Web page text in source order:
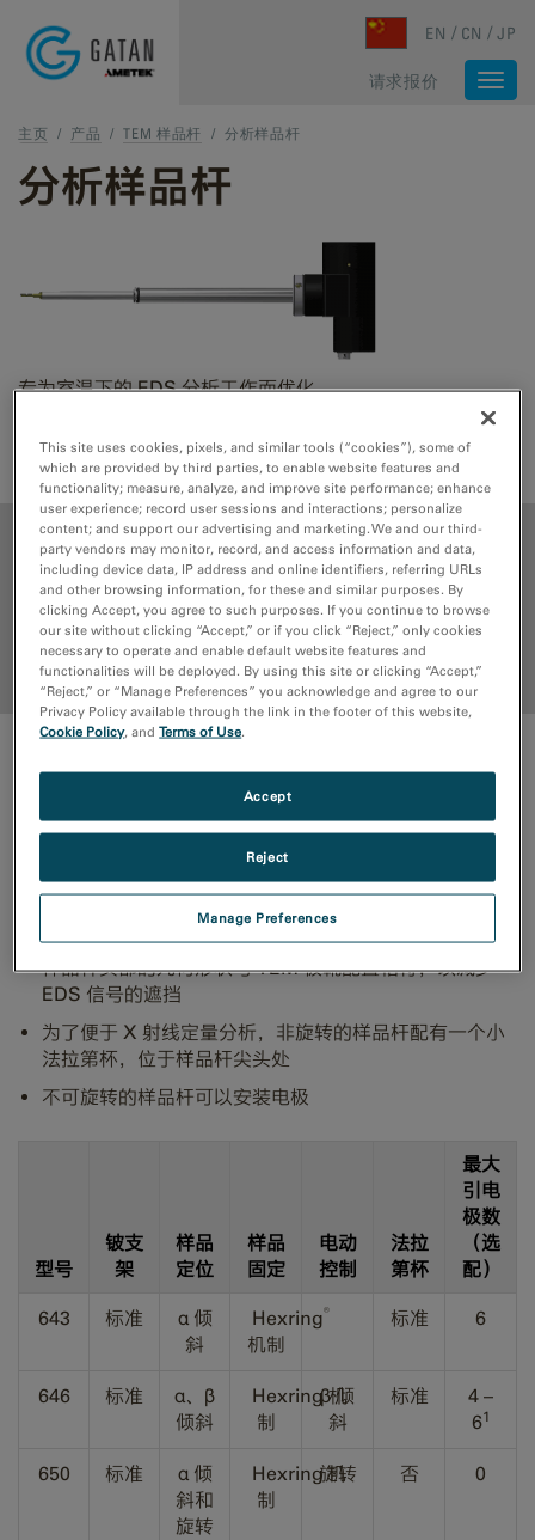
EN CN JP
请求报价
主页 / 产品 /TEM 样品杆 / 分析样品杆
分析样品杆
专为室温下的 EDS 分析工作而优化
请求报价 售后服务
优点
资源
回到顶部
优点
TEM 分析样品杆适用于基本的成像和分析应用，例如对
TEM 样品的电子衍射和 X 射线能谱法 (EDS) 分析。
样品压片为铍金属，可尽量减少不必要的 杂散X 射线信
样品杆头部的几何形状与 TEM 极靴配置相符，以减少
EDS 信号的遮挡
为了便于 X 射线定量分析，非旋转的样品杆配有一个小
法拉第杯，位于样品杆尖头处
不可旋转的样品杆可以安装电极
型号
铍支
架
样品
定位
样品
固定
电动
控制
法拉
第杯
最大
引电
极数
（选
配）
643 标准
α 倾
斜
Hexring®
机制
标准 6
646 标准
α、β
倾斜
Hexring 机
制
β 倾
斜
标准
4 –
61
650 标准
α 倾
斜和
旋转
Hexring机
制
旋转 否 0
This site uses cookies, pixels, and similar tools (“cookies”), some of
which are provided by third parties, to enable website features and
functionality; measure, analyze, and improve site performance; enhance
user experience; record user sessions and interactions; personalize
content; and support our advertising and marketing. We and our third-
party vendors may monitor, record, and access information and data,
including device data, IP address and online identifiers, referring URLs
and other browsing information, for these and similar purposes. By
clicking Accept, you agree to such purposes. If you continue to browse
our site without clicking “Accept,” or if you click “Reject,” only cookies
necessary to operate and enable default website features and
functionalities will be deployed. By using this site or clicking “Accept,”
“Reject,” or “Manage Preferences” you acknowledge and agree to our
Privacy Policy available through the link in the footer of this website,
Cookie Policy, andTerms of Use.
Manage Preferences
Reject
Accept